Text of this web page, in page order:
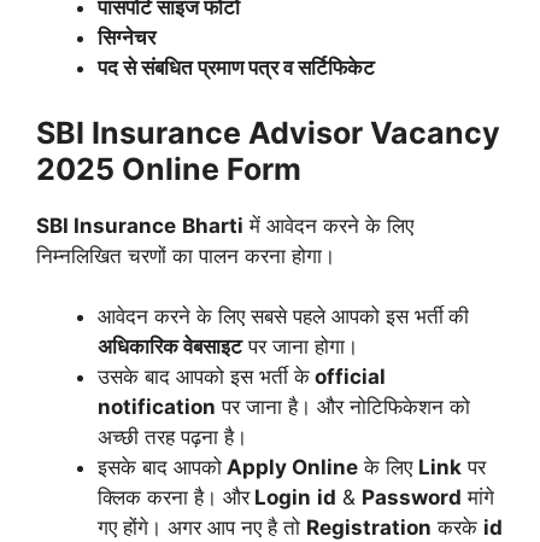
पासपोर्ट साइज फोटो
सिग्नेचर
पद से संबधित प्रमाण पत्र व सर्टिफिकेट
SBI Insurance Advisor Vacancy
2025 Online Form
SBI Insurance Bharti में आवेदन करने के लिए
निम्नलिखित चरणों का पालन करना होगा।
आवेदन करने के लिए सबसे पहले आपको इस भर्ती की
अधिकारिक वेबसाइटपर जाना होगा।
उसके बाद आपको इस भर्ती के official
notification पर जाना है। और नोटिफिकेशन को
अच्छी तरह पढ़ना है।
इसके बाद आपको Apply Online के लिए Link पर
क्लिक करना है। औरLogin id & Password मांगे
गए होंगे। अगर आप नए है तो Registration करके id